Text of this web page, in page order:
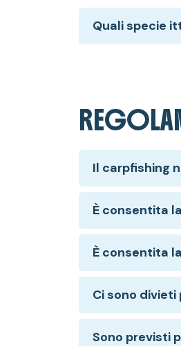
Quali specie
Il carpfishing
È consentita
È consentita
Ci sono divieti
Sono previsti